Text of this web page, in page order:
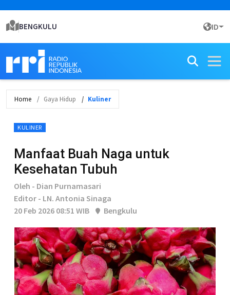
BENGKULU ID
Home Gaya Hidup Kuliner
KULINER
Manfaat Buah Naga untuk
Kesehatan Tubuh
Oleh - Dian Purnamasari
Editor - LN. Antonia Sinaga
20 Feb 2026 08:51 WIB
Bengkulu